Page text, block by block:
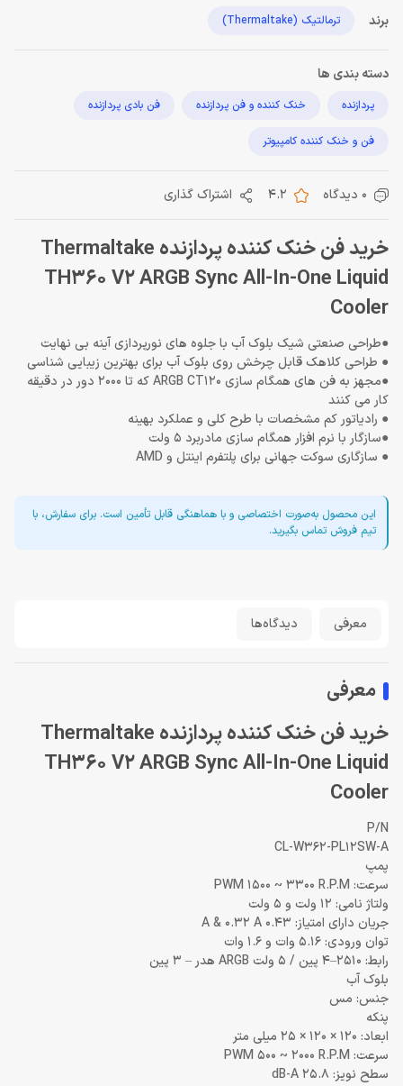
برند ترمالتیک (Thermaltake)
دسته بندی ها
پردازنده خنک کننده و فن پردازنده فن بادی پردازنده
فن و خنک کننده کامپیوتر
0 دیدگاه 4.2 اشتراک گذاری
خرید فن خنک کننده پردازنده Thermaltake
TH360 V2 ARGB Sync All-In-One Liquid
Cooler
●طراحی صنعتی شیک بلوک آب با جلوه های نورپردازی آینه بی نهایت
● طراحی کلاهک قابل چرخش روی بلوک آب برای بهترین زیبایی شناسی
●مجهز به فن های همگام سازی ARGB CT120 که تا 2000 دور در دقیقه
کار می کنند
● رادیاتور کم مشخصات با طرح کلی و عملکرد بهینه
●سازگار با نرم افزار همگام سازی مادربرد 5 ولت
● سازگاری سوکت جهانی برای پلتفرم اینتل و AMD
این محصول به‌صورت اختصاصی و با هماهنگی قابل تأمین است. برای سفارش، با
تیم فروش تماس بگیرید.
معرفی دیدگاه‌ها
معرفی
خرید فن خنک کننده پردازنده Thermaltake
TH360 V2 ARGB Sync All-In-One Liquid
Cooler
P/N
CL-W362-PL12SW-A
پمپ
سرعت: PWM 1500 ~ 3300 R.P.M
ولتاژ نامی: 12 ولت و 5 ولت
جریان دارای امتیاز: 0.43 A & 0.32 A
توان ورودی: 5.16 وات و 1.6 وات
رابط: 2510–4 پین / 5 ولت ARGB هدر – 3 پین
بلوک آب
جنس: مس
پنکه
ابعاد: 120 × 120 × 25 میلی متر
سرعت: PWM 500 ~ 2000 R.P.M
سطح نویز: 25.8 dB-A